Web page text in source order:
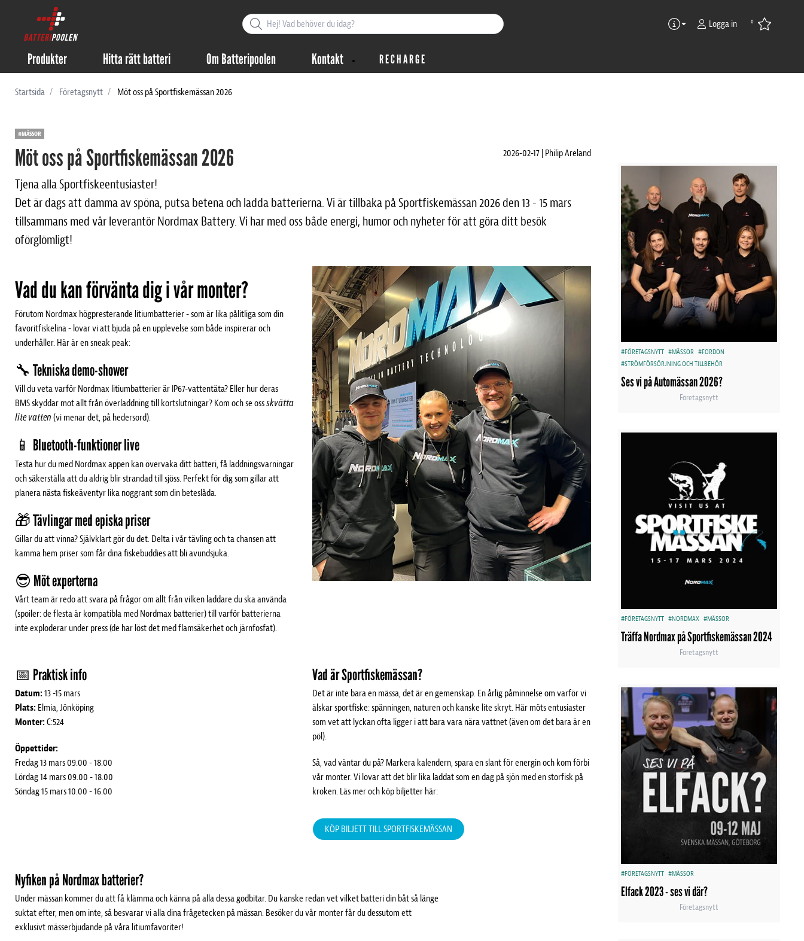
Logga in 0
Produkter Hitta rätt batteri Om Batteripoolen Kontakt R E C H A R G E
Startsida Företagsnytt Möt oss på Sportfiskemässan 2026
#MÄSSOR
Möt oss på Sportfiskemässan 2026 2026-02-17 | Philip Areland
Tjena alla Sportfiskeentusiaster!
Det är dags att damma av spöna, putsa betena och ladda batterierna. Vi är tillbaka på Sportfiskemässan 2026 den 13 - 15 mars
tillsammans med vår leverantör Nordmax Battery. Vi har med oss både energi, humor och nyheter för att göra ditt besök
oförglömligt!
Vad du kan förvänta dig i vår monter?
Förutom Nordmax högpresterande litiumbatterier - som är lika pålitliga som din
favoritfiskelina - lovar vi att bjuda på en upplevelse som både inspirerar och
underhåller. Här är en sneak peak:
🔧 Tekniska demo-shower
Vill du veta varför Nordmax litiumbatterier är IP67-vattentäta? Eller hur deras
BMS skyddar mot allt från överladdning till kortslutningar? Kom och se ossskvätta
lite vatten (vi menar det, på hedersord).
📱 Bluetooth-funktioner live
Testa hur du med Nordmax appen kan övervaka ditt batteri, få laddningsvarningar
och säkerställa att du aldrig blir strandad till sjöss. Perfekt för dig som gillar att
planera nästa fiskeäventyr lika noggrant som din beteslåda.
🎁 Tävlingar med episka priser
Gillar du att vinna? Självklart gör du det. Delta i vår tävling och ta chansen att
kamma hem priser som får dina fiskebuddies att bli avundsjuka.
😎 Möt experterna
Vårt team är redo att svara på frågor om allt från vilken laddare du ska använda
(spoiler: de flesta är kompatibla med Nordmax batterier) till varför batterierna
inte exploderar under press (de har löst det med flamsäkerhet och järnfosfat).
📅 Praktisk info
Datum: 13 -15 mars
Plats: Elmia, Jönköping
Monter: C:524
Öppettider:
Fredag 13 mars 09.00 - 18.00
Lördag 14 mars 09.00 - 18.00
Söndag 15 mars 10.00 - 16.00
Vad är Sportfiskemässan?
Det är inte bara en mässa, det är en gemenskap. En årlig påminnelse om varför vi
älskar sportfiske: spänningen, naturen och kanske lite skryt. Här möts entusiaster
som vet att lyckan ofta ligger i att bara vara nära vattnet (även om det bara är en
pöl).
Så, vad väntar du på? Markera kalendern, spara en slant för energin och kom förbi
vår monter. Vi lovar att det blir lika laddat som en dag på sjön med en storfisk på
kroken. Läs mer och köp biljetter här:
KÖP BILJETT TILL SPORTFISKEMÄSSAN
Nyfiken på Nordmax batterier?
Under mässan kommer du att få klämma och känna på alla dessa godbitar. Du kanske redan vet vilket batteri din båt så länge
suktat efter, men om inte, så besvarar vi alla dina frågetecken på mässan. Besöker du vår monter får du dessutom ett
exklusivt mässerbjudande på våra litiumfavoriter!
#FÖRETAGSNYTT #MÄSSOR #FORDON
#STRÖMFÖRSÖRJNING OCH TILLBEHÖR
Ses vi på Automässan 2026?
Företagsnytt
#FÖRETAGSNYTT #NORDMAX #MÄSSOR
Träffa Nordmax på Sportfiskemässan 2024
Företagsnytt
#FÖRETAGSNYTT #MÄSSOR
Elfack 2023 - ses vi där?
Företagsnytt